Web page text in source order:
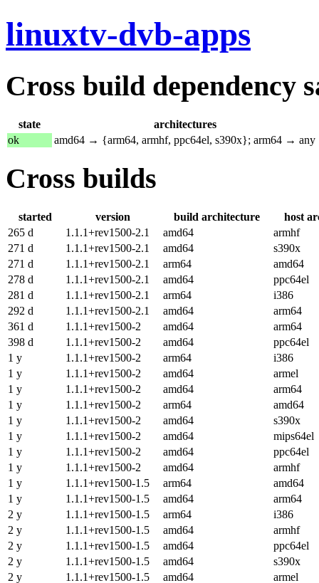
linuxtv-dvb-apps
Cross build dependency
state
architectures
ok
amd64 → {arm64, armhf, ppc64el, s390x}; arm64 → any
Cross builds
started version build architecture
host
265 d
1.1.1+rev1500-2.1 amd64
armhf
271 d
1.1.1+rev1500-2.1 amd64
s390x
271 d
1.1.1+rev1500-2.1 arm64
amd64
278 d
1.1.1+rev1500-2.1 amd64
ppc64el
281 d
1.1.1+rev1500-2.1 arm64
i386
292 d
1.1.1+rev1500-2.1 amd64
arm64
361 d
1.1.1+rev1500-2 amd64
arm64
398 d
1.1.1+rev1500-2 amd64
ppc64el
1 y
1.1.1+rev1500-2 arm64
i386
1 y
1.1.1+rev1500-2 amd64
armel
1 y
1.1.1+rev1500-2 amd64
arm64
1 y
1.1.1+rev1500-2 arm64
amd64
1 y
1.1.1+rev1500-2 amd64
s390x
1 y
1.1.1+rev1500-2 amd64
mips64el
1 y
1.1.1+rev1500-2 amd64
ppc64el
1 y
1.1.1+rev1500-2 amd64
armhf
1 y
1.1.1+rev1500-1.5 arm64
amd64
1 y
1.1.1+rev1500-1.5 amd64
arm64
2 y
1.1.1+rev1500-1.5 arm64
i386
2 y
1.1.1+rev1500-1.5 amd64
armhf
2 y
1.1.1+rev1500-1.5 amd64
ppc64el
2 y
1.1.1+rev1500-1.5 amd64
s390x
2 y
1.1.1+rev1500-1.5 amd64
armel